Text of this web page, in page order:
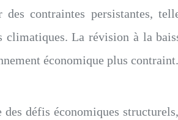
contraintes persistantes,
La révision à la
économique plus contraint.
des défis économiques